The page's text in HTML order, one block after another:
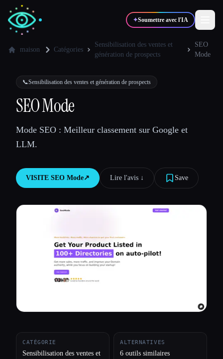
✦Soumettre avec l'IA
💻Développeurs
🎓Étudiants
Toutes les catégories
maison Catégories
Sensibilisation des ventes et
génération de prospects
SEO
Mode
📞Sensibilisation des ventes et génération de prospects
SEO Mode
Mode SEO : Meilleur classement sur Google et
LLM.
VISITE SEO Mode↗︎ Lire l'avis ↓︎ Save
CATÉGORIE
Sensibilisation des ventes et
ALTERNATIVES
6 outils similaires